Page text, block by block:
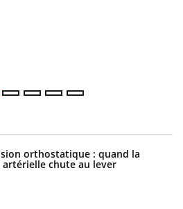
orthostatique : quand la
artérielle chute au lever